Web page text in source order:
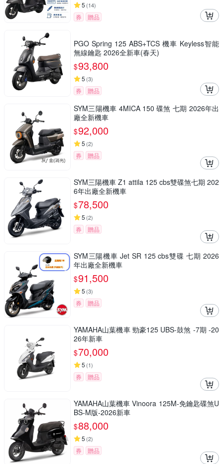
5 (14)
券 贈品
PGO Spring 125 ABS+TCS 機車 Keyless智能
無線鑰匙 2026全新車(春天)
$93,800
5 (3)
券 贈品
SYM三陽機車 4MICA 150 碟煞 七期 2026年出
廠全新機車
$92,000
5 (2)
券 贈品
SYM三陽機車 Z1 attila 125 cbs雙碟煞七期 202
6年出廠全新機車
$78,500
5 (2)
券 贈品
SYM三陽機車 Jet SR 125 cbs雙碟 七期 2026
年出廠全新機車
$91,500
5 (3)
券 贈品
YAMAHA山葉機車 勁豪125 UBS-鼓煞 -7期 -20
26年新車
$70,000
5 (1)
券 贈品
YAMAHA山葉機車 Vinoora 125M-免鑰匙碟煞U
BS-M版-2026新車
$88,000
5 (2)
券 贈品